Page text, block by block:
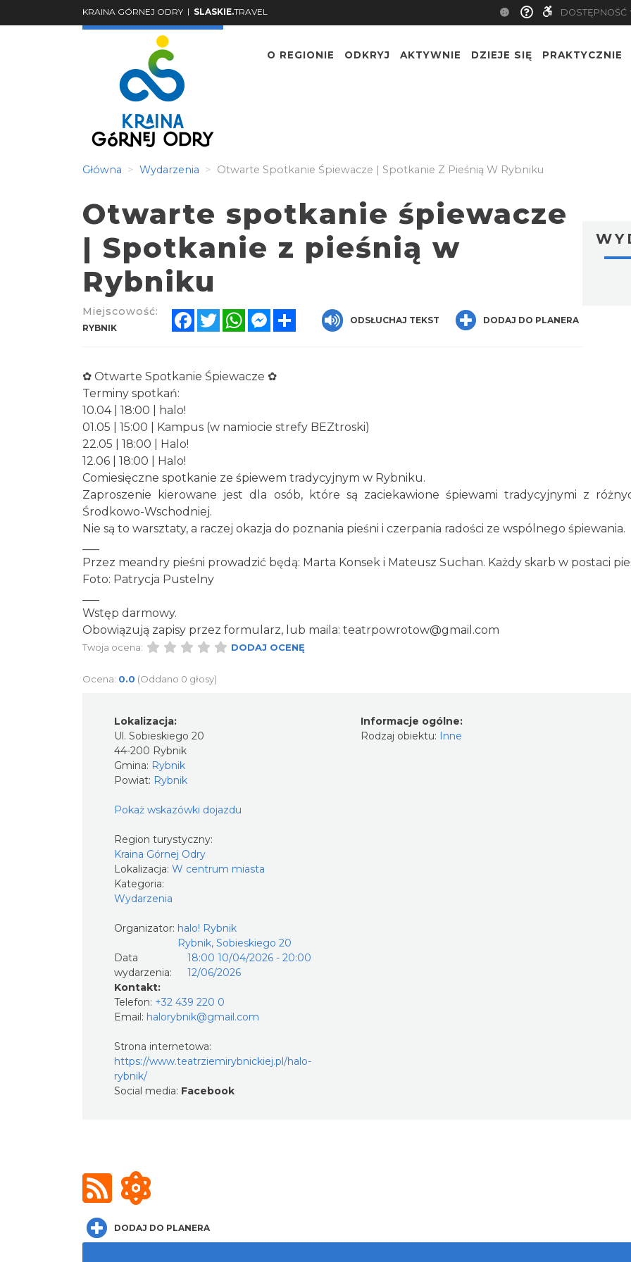
KRAINA GÓRNEJ ODRY | SLASKIE.TRAVEL DOSTĘPNOŚĆ
O REGIONIE ODKRYJ AKTYWNIE DZIEJE SIĘ PRAKTYCZNIE
Główna Wydarzenia Otwarte Spotkanie Śpiewacze | Spotkanie Z Pieśnią W Rybniku
Otwarte spotkanie śpiewacze
| Spotkanie z pieśnią w
Rybniku
Miejscowość:
RYBNIK
FacebookTwitterWhatsAppMessenger
Share ODSŁUCHAJ TEKST DODAJ DO PLANERA
✿ Otwarte Spotkanie Śpiewacze ✿
Terminy spotkań:
10.04 | 18:00 | halo!
01.05 | 15:00 | Kampus (w namiocie strefy BEZtroski)
22.05 | 18:00 | Halo!
12.06 | 18:00 | Halo!
Comiesięczne spotkanie ze śpiewem tradycyjnym w Rybniku.
Zaproszenie kierowane jest dla osób, które są zaciekawione śpiewami tradycyjnymi z
Środkowo-Wschodniej.
Nie są to warsztaty, a raczej okazja do poznania pieśni i czerpania radości ze wspólnego śpiewania.
Przez meandry pieśni prowadzić będą: Marta Konsek i Mateusz Suchan. Każdy skarb w postaci
Foto: Patrycja Pustelny
Wstęp darmowy.
Obowiązują zapisy przez formularz, lub maila: teatrpowrotow@gmail.com
Twoja ocena: DODAJ OCENĘ
Ocena: 0.0 (Oddano 0 głosy)
Lokalizacja:
Ul. Sobieskiego 20
44-200 Rybnik
Gmina: Rybnik
Powiat: Rybnik
Pokaż wskazówki dojazdu
Region turystyczny:
Kraina Górnej Odry
Lokalizacja: W centrum miasta
Kategoria:
Wydarzenia
Organizator: halo! Rybnik
Rybnik, Sobieskiego 20
Data
wydarzenia:
18:00 10/04/2026 - 20:00
12/06/2026
Kontakt:
Telefon: +32 439 220 0
Email: halorybnik@gmail.com
Strona internetowa:
https://www.teatrziemirybnickiej.pl/halo-
rybnik/
Social media: Facebook
Informacje ogólne:
Rodzaj obiektu: Inne
DODAJ DO PLANERA